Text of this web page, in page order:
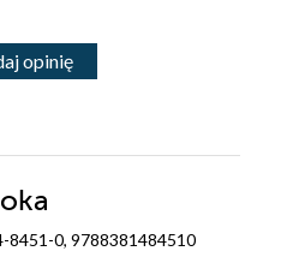
opinię
8451-0, 9788381484510